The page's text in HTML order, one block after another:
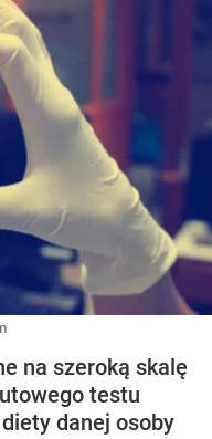
na szeroką skalę
testu
danej osoby